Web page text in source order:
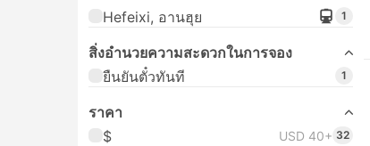
Hefeixi, อานฮุย 1
สิ่งอํานวยความสะดวกในการจอง
ยืนยันตั๋วทันที
1
ราคา
$
USD 40+ 32